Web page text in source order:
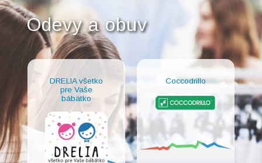
Odevy a obuv
DRELIA všetko
pre Vaše
bábätko
Coccodrillo